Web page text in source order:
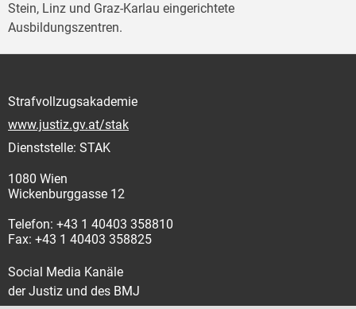
Stein, Linz und Graz-Karlau eingerichtete
Ausbildungszentren.
Strafvollzugsakademie
www.justiz.gv.at/stak
Dienststelle: STAK
1080 Wien
Wickenburggasse 12
Telefon: +43 1 40403 358810
Fax: +43 1 40403 358825
Social Media Kanäle
der Justiz und des BMJ